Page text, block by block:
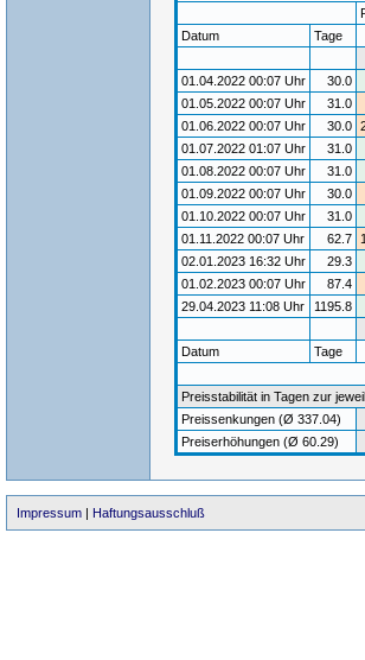
Datum
Tage
01.04.2022 00:07 Uhr
30.0
01.05.2022 00:07 Uhr
31.0
01.06.2022 00:07 Uhr
30.0
01.07.2022 01:07 Uhr
31.0
01.08.2022 00:07 Uhr
31.0
01.09.2022 00:07 Uhr
30.0
01.10.2022 00:07 Uhr
31.0
01.11.2022 00:07 Uhr
62.7
02.01.2023 16:32 Uhr
29.3
01.02.2023 00:07 Uhr
87.4
29.04.2023 11:08 Uhr
1195.8
Datum
Tage
Preisstabilität in Tagen zur
Preissenkungen (Ø 337.04)
Preiserhöhungen (Ø 60.29)
Impressum | Haftungsausschluß